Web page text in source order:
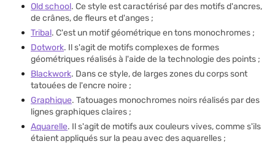
Old school. Ce style est caractérisé par des motifs d'ancres,
de crânes, de fleurs et d'anges ;
Tribal. C'est un motif géométrique en tons monochromes ;
Dotwork. Il s'agit de motifs complexes de formes
géométriques réalisés à l'aide de la technologie des points ;
Blackwork. Dans ce style, de larges zones du corps sont
tatouées de l'encre noire ;
Graphique. Tatouages monochromes noirs réalisés par des
lignes graphiques claires ;
Aquarelle. Il s'agit de motifs aux couleurs vives, comme s'ils
étaient appliqués sur la peau avec des aquarelles ;